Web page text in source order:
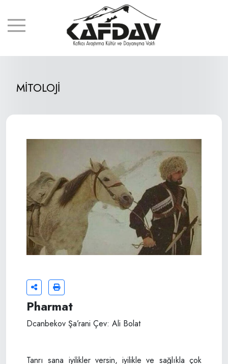
MİTOLOJİ
Pharmat
Dcanbekov Şa’rani Çev: Ali Bolat
Tanrı sana iyilikler versin, iyilikle ve sağlıkla çok